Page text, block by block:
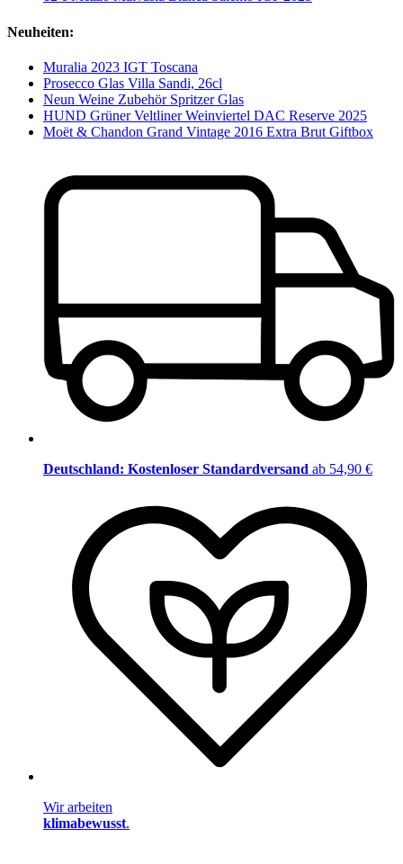
Neuheiten:
Muralia 2023 IGT Toscana
Prosecco Glas Villa Sandi, 26cl
Neun Weine Zubehör Spritzer Glas
HUND Grüner Veltliner Weinviertel DAC Reserve 2025
Moët & Chandon Grand Vintage 2016 Extra Brut Giftbox
Deutschland: Kostenloser Standardversand ab 54,90 €
Wir arbeiten
klimabewusst.